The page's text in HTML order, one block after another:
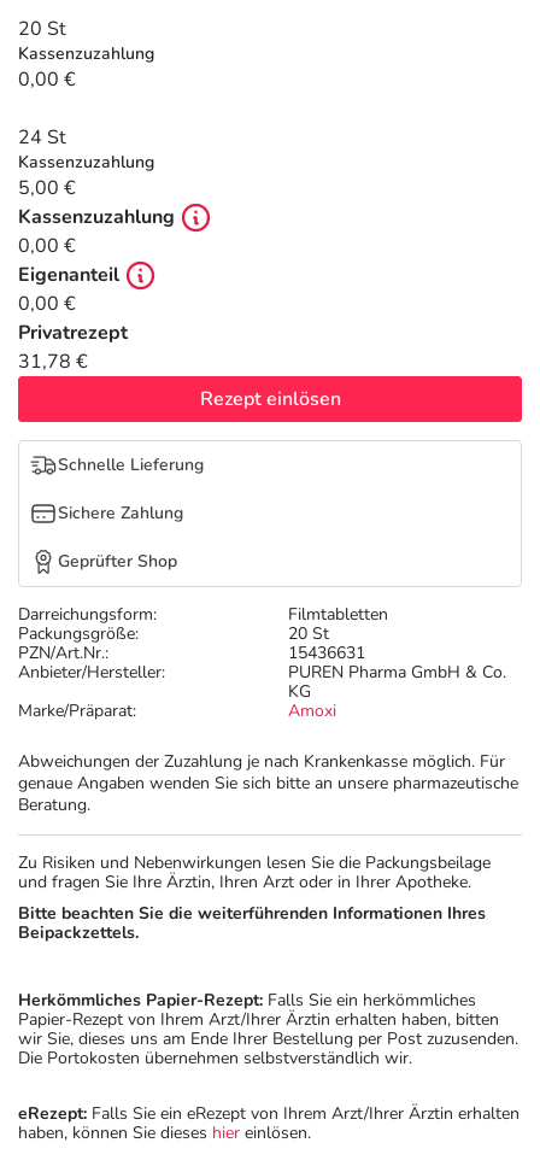
Tierapotheke
Vitamine & Mineralstoffe
Marken
Salus Deals
Darreichungsform:
Filmtabletten
Packungsgröße:
20 St
PZN/Art.Nr.:
15436631
Anbieter/Hersteller:
PUREN Pharma GmbH & Co.
KG
Marke/Präparat:
Amoxi
Abweichungen der Zuzahlung je nach Krankenkasse möglich. Für
genaue Angaben wenden Sie sich bitte an unsere pharmazeutische
Beratung.
20 St
Kassenzuzahlung
0,00 €
24 St
Kassenzuzahlung
5,00 €
Kassenzuzahlung
0,00 €
Eigenanteil
0,00 €
Privatrezept
31,78 €
Rezept einlösen
Schnelle Lieferung
Sichere Zahlung
Geprüfter Shop
Zu Risiken und Nebenwirkungen lesen Sie die Packungsbeilage
und fragen Sie Ihre Ärztin, Ihren Arzt oder in Ihrer Apotheke.
Bitte beachten Sie die weiterführenden Informationen Ihres
Beipackzettels.
Herkömmliches Papier-Rezept: Falls Sie ein herkömmliches
Papier-Rezept von Ihrem Arzt/Ihrer Ärztin erhalten haben, bitten
wir Sie, dieses uns am Ende Ihrer Bestellung per Post zuzusenden.
Die Portokosten übernehmen selbstverständlich wir.
eRezept: Falls Sie ein eRezept von Ihrem Arzt/Ihrer Ärztin erhalten
haben, können Sie dieses hier einlösen.